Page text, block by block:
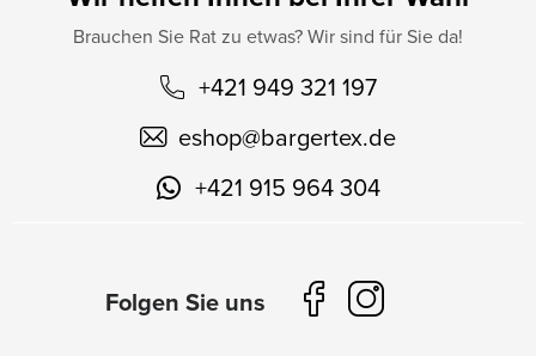
Brauchen Sie Rat zu etwas? Wir sind für Sie da!
+421 949 321 197
eshop@bargertex.de
+421 915 964 304